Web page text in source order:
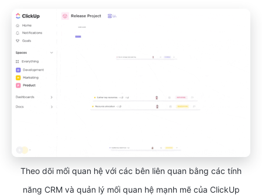
Theo dõi mối quan hệ với các bên liên quan bằng các tính
năng CRM và quản lý mối quan hệ mạnh mẽ của ClickUp